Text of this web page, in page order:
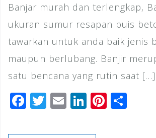
Banjar murah dan terlengkap,
ukuran sumur resapan buis
tawarkan untuk anda baik jenis
maupun berlubang. Banjir
satu bencana yang rutin saat […]
F
c
T
tt
E
ai
Li
k
Pi